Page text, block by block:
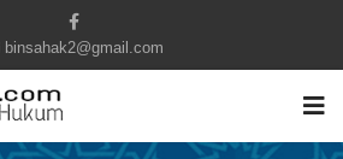
binsahak2@gmail.com